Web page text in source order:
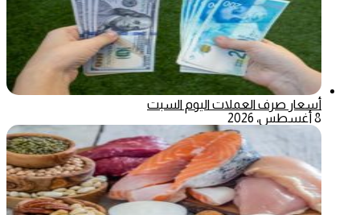
أسعار صرف العملات اليوم السبت
8 أغسطس، 2026